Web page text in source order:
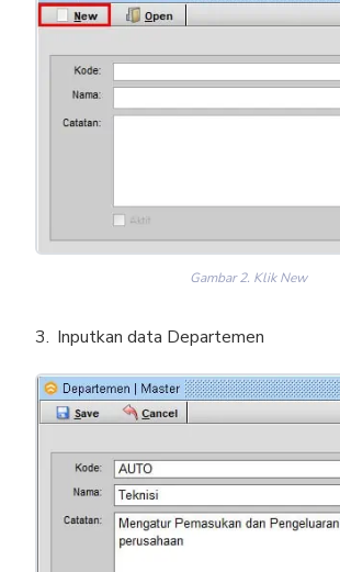
Gambar 2. Klik New
Inputkan data Departemen